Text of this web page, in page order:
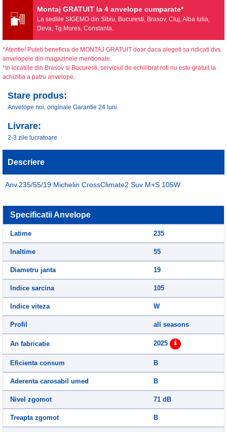
Montaj GRATUIT la 4 anvelope cumparate*
La sediile SIGEMO din Sibiu, Bucuresti, Brasov, Cluj, Alba Iulia,
Deva, Tg.Mures, Constanta.
*Atentie! Puteti beneficia de MONTAJ GRATUIT doar daca alegeti sa ridicati dvs.
anvelopele din magazinele mentionate.
*In locatiile din Brasov si Bucuresti, serviciul de echilibrat roti nu este gratuit la
achizitia a patru anvelope.
Stare produs:
Anvelope noi, originale Garantie 24 luni
Livrare:
2-3 zile lucratoare
Descriere
Anv.235/55/19 Michelin CrossClimate2 Suv M+S 105W
Specificatii Anvelope
Latime 235
Inaltime 55
Diametru janta 19
Indice sarcina 105
Indice viteza W
Profil all seasons
An fabricatie 2025
Eficienta consum B
Aderenta carosabil umed B
Nivel zgomot 71 dB
Treapta zgomot B